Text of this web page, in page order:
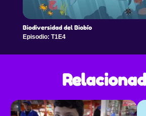
Biodiversidad del Biobío
Episodio: T1E4